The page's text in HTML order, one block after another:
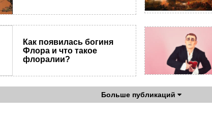
Как появилась богиня
Флора и что такое
флоралии?
Больше публикаций